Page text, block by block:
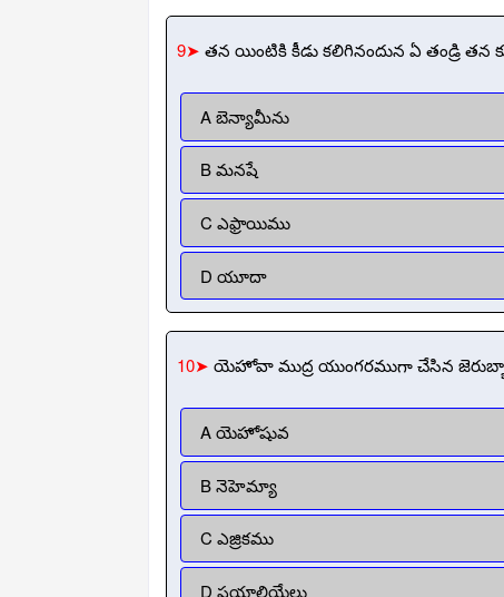
9➤ తన యింటికి కీడు కలిగినందున ఏ తండ్రి తన
A బెన్యామీను
B మనషే
C ఎఫ్రాయిము
D యూదా
10➤ యెహోవా ముద్ర యుంగరముగా చేసిన
A యెహోషువ
B నెహెమ్యా
C ఎజ్రికము
D షయాల్తియేలు